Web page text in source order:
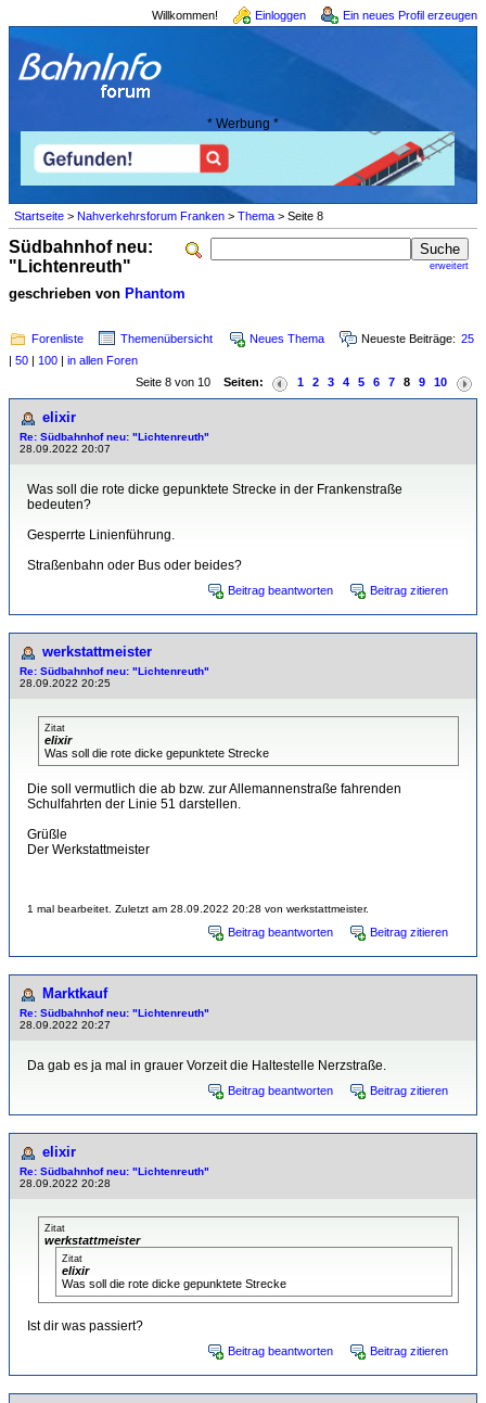
Willkommen! Einloggen Ein neues Profil erzeugen
* Werbung *
Startseite > Nahverkehrsforum Franken > Thema > Seite 8
erweitert
Südbahnhof neu:
"Lichtenreuth"
geschrieben von Phantom
Forenliste Themenübersicht Neues Thema Neueste Beiträge: 25
| 50 | 100 | in allen Foren
Seite 8 von 10 Seiten: 1 2 3 4 5 6 7 8 9 10
elixir
Re: Südbahnhof neu: "Lichtenreuth"
28.09.2022 20:07
Was soll die rote dicke gepunktete Strecke in der Frankenstraße
bedeuten?
Gesperrte Linienführung.
Straßenbahn oder Bus oder beides?
Beitrag beantworten Beitrag zitieren
werkstattmeister
Re: Südbahnhof neu: "Lichtenreuth"
28.09.2022 20:25
Zitat
elixir
Was soll die rote dicke gepunktete Strecke
Die soll vermutlich die ab bzw. zur Allemannenstraße fahrenden
Schulfahrten der Linie 51 darstellen.
Grüßle
Der Werkstattmeister
1 mal bearbeitet. Zuletzt am 28.09.2022 20:28 von werkstattmeister.
Beitrag beantworten Beitrag zitieren
Marktkauf
Re: Südbahnhof neu: "Lichtenreuth"
28.09.2022 20:27
Da gab es ja mal in grauer Vorzeit die Haltestelle Nerzstraße.
Beitrag beantworten Beitrag zitieren
elixir
Re: Südbahnhof neu: "Lichtenreuth"
28.09.2022 20:28
Zitat
werkstattmeister
Zitat
elixir
Was soll die rote dicke gepunktete Strecke
Ist dir was passiert?
Beitrag beantworten Beitrag zitieren